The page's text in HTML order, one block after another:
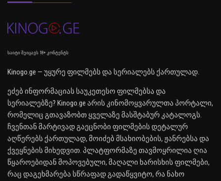
საიტი შეიცავს 18+ კონტენტს
Kinogo.ge — უყურე ფილმებს და სერიალებს ქართულად.
ეძებ ინფორმაციას საუკეთესო ფილმებსა და
სერიალებზე? Kinogo.ge არის კინომოყვარულთა პორტალი,
რომელიც გთავაზობთ ყველაზე მასშტაბურ კატალოგს.
ჩვენთან მარტივად გაეცნობი ფილმების დეტალურ
აღწერებს ქართულად, მოიძებ მსახიობების, ჟანრებსა და
ქვეყნების მიხედვით. პლატფორმაზე თავმოყრილია ღია
წყაროებიდან მოპოვებული, მაღალი ხარისხის ფილმები,
რაც დაგეხმარება სწრაფად გადაწყვიტო, რა ნახო